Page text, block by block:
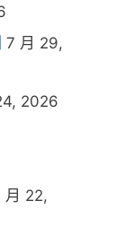
7 月 29,
2026
月 22,